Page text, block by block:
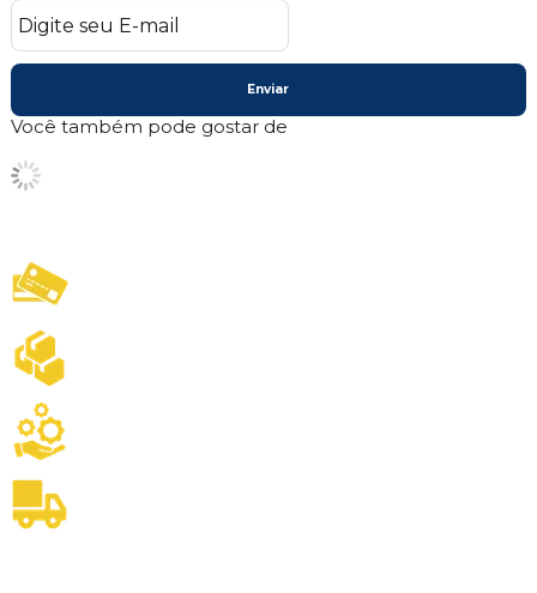
Enviar
Você também pode gostar de